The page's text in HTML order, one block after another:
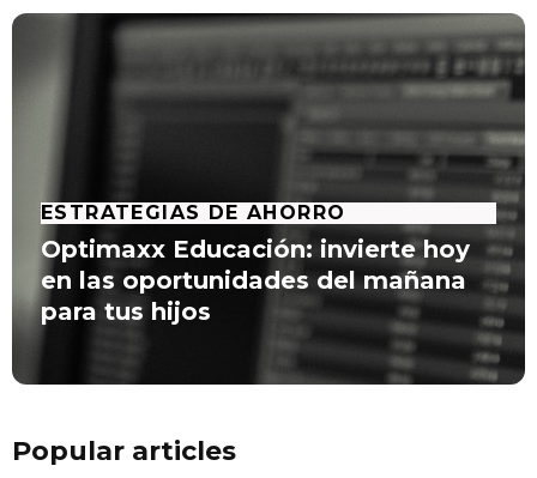
ESTRATEGIAS DE AHORRO
Optimaxx Educación: invierte hoy
en las oportunidades del mañana
para tus hijos
Popular articles